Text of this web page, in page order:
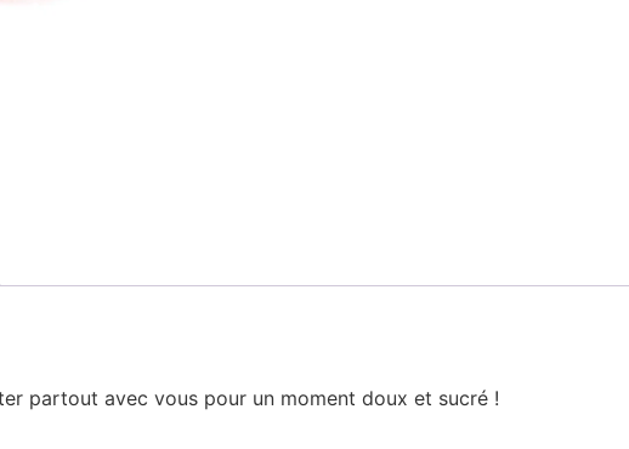
partout avec vous pour un moment doux et sucré !